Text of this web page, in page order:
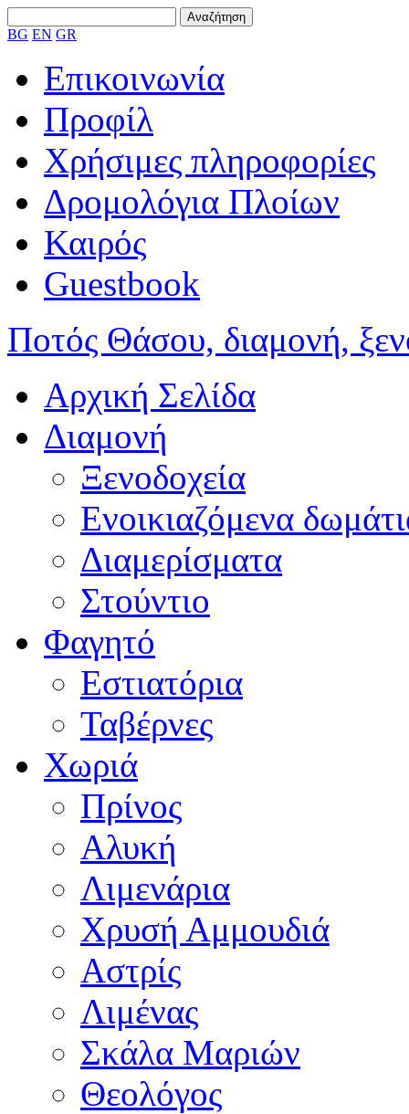
BG EN GR
Επικοινωνία
Προφίλ
Χρήσιμες πληροφορίες
Δρομολόγια Πλοίων
Καιρός
Guestbook
Ποτός Θάσου, διαμονή,
Αρχική Σελίδα
Διαμονή
Ξενοδοχεία
Ενοικιαζόμενα
Διαμερίσματα
Στούντιο
Φαγητό
Εστιατόρια
Ταβέρνες
Χωριά
Πρίνος
Αλυκή
Λιμενάρια
Χρυσή Αμμουδιά
Αστρίς
Λιμένας
Σκάλα Μαριών
Θεολόγος